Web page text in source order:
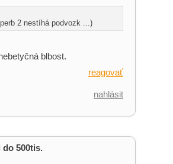
2 nestíhá podvozk ...)
blbost.
reagovať
nahlásit
do 500tis.